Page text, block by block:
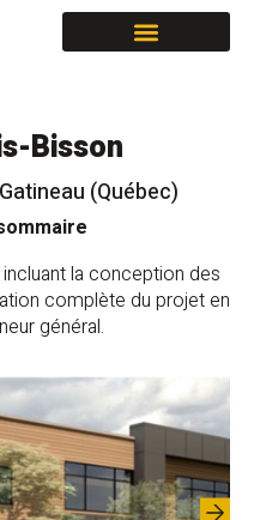
Bisson
(Québec)
incluant la conception des
complète du projet en
général.